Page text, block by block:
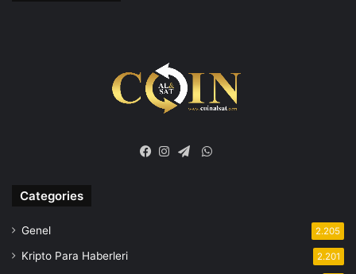
WhatsApp
Categories
Genel 2.205
Kripto Para Haberleri 2.201